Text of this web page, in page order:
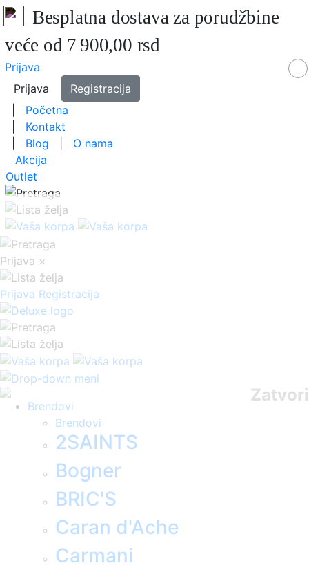
Besplatna dostava za porudžbine
veće od 7 900,00 rsd
Prijava
Prijava
Registracija
Početna
Kontakt
Blog
O nama
Akcija
Outlet
Prijava ×
Prijava Registracija
Zatvori
Brendovi
Brendovi
2SAINTS
Bogner
BRIC'S
Caran d'Ache
Carmani